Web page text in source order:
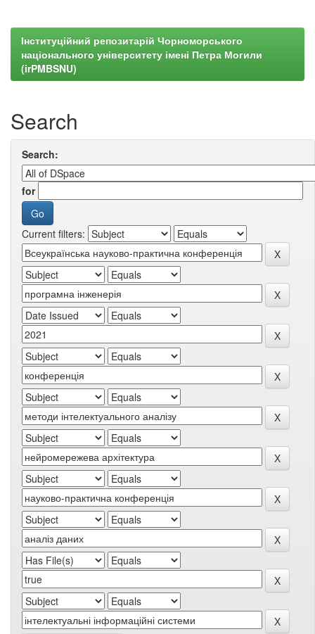
Інституційний репозитарій Чорноморського
національного університету імені Петра Могили
(irPMBSNU)
Search
Search:
for
Current filters: